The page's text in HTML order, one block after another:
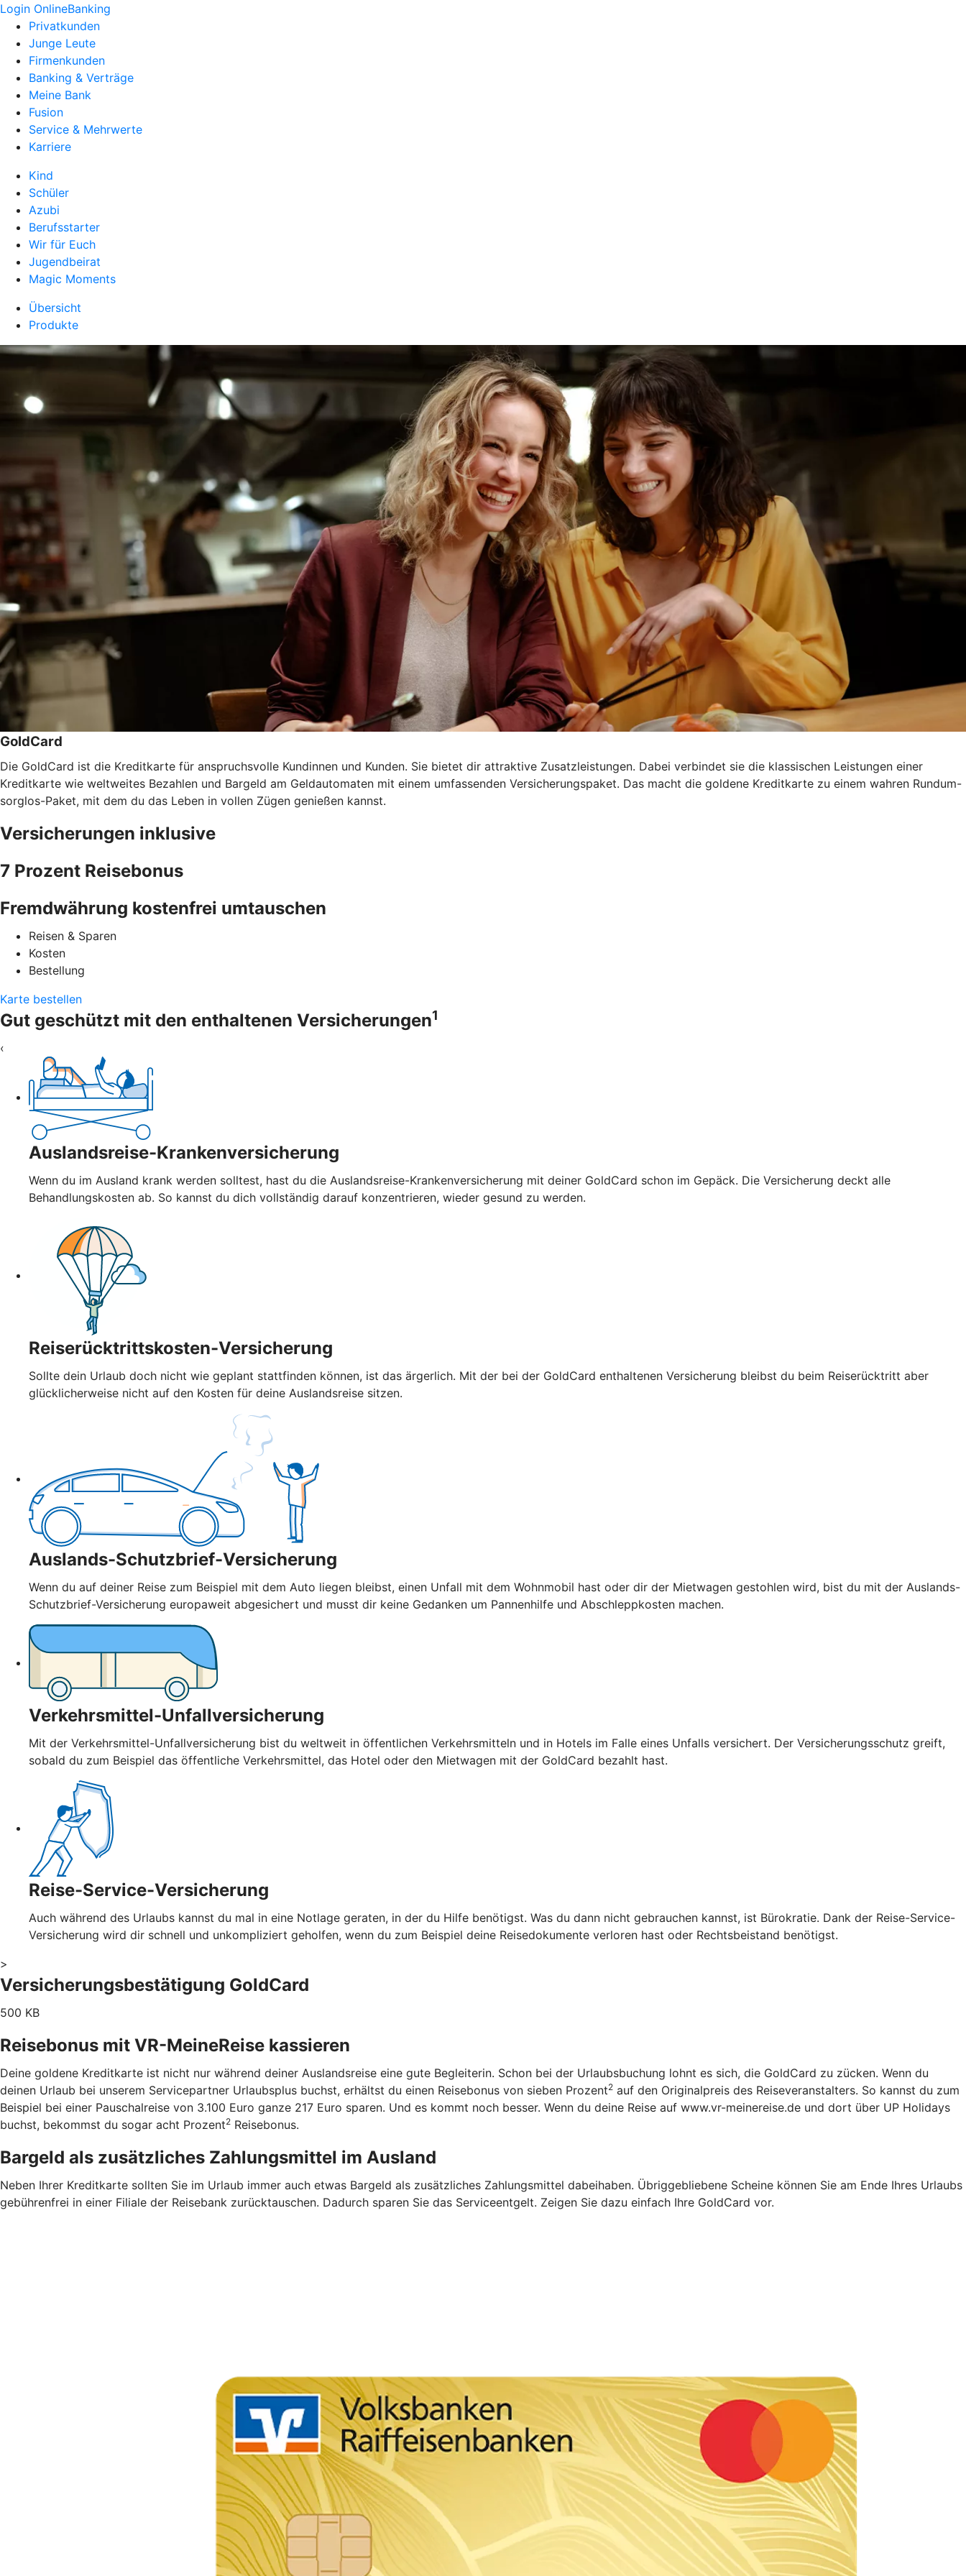
Login OnlineBanking
Privatkunden
Junge Leute
Firmenkunden
Banking & Verträge
Meine Bank
Fusion
Service & Mehrwerte
Karriere
Kind
Schüler
Azubi
Berufsstarter
Wir für Euch
Jugendbeirat
Magic Moments
Übersicht
Produkte
GoldCard
Die GoldCard ist die Kreditkarte für anspruchsvolle Kundinnen und Kunden. Sie bietet dir attraktive Zusatzleistungen. Dabei verbindet sie die klassischen Leistungen einer
Kreditkarte wie weltweites Bezahlen und Bargeld am Geldautomaten mit einem umfassenden Versicherungspaket. Das macht die goldene Kreditkarte zu einem wahren Rundum-
sorglos-Paket, mit dem du das Leben in vollen Zügen genießen kannst.
Versicherungen inklusive
7 Prozent Reisebonus
Fremdwährung kostenfrei umtauschen
Reisen & Sparen
Kosten
Bestellung
Karte bestellen
Gut geschützt mit den enthaltenen Versicherungen1
‹
Auslandsreise-Krankenversicherung
Wenn du im Ausland krank werden solltest, hast du die Auslandsreise-Krankenversicherung mit deiner GoldCard schon im Gepäck. Die Versicherung deckt alle
Behandlungskosten ab. So kannst du dich vollständig darauf konzentrieren, wieder gesund zu werden.
Reiserücktrittskosten-Versicherung
Sollte dein Urlaub doch nicht wie geplant stattfinden können, ist das ärgerlich. Mit der bei der GoldCard enthaltenen Versicherung bleibst du beim Reiserücktritt aber
glücklicherweise nicht auf den Kosten für deine Auslandsreise sitzen.
Auslands-Schutzbrief-Versicherung
Wenn du auf deiner Reise zum Beispiel mit dem Auto liegen bleibst, einen Unfall mit dem Wohnmobil hast oder dir der Mietwagen gestohlen wird, bist du mit der Auslands-
Schutzbrief-Versicherung europaweit abgesichert und musst dir keine Gedanken um Pannenhilfe und Abschleppkosten machen.
Verkehrsmittel-Unfallversicherung
Mit der Verkehrsmittel-Unfallversicherung bist du weltweit in öffentlichen Verkehrsmitteln und in Hotels im Falle eines Unfalls versichert. Der Versicherungsschutz greift,
sobald du zum Beispiel das öffentliche Verkehrsmittel, das Hotel oder den Mietwagen mit der GoldCard bezahlt hast.
Reise-Service-Versicherung
Auch während des Urlaubs kannst du mal in eine Notlage geraten, in der du Hilfe benötigst. Was du dann nicht gebrauchen kannst, ist Bürokratie. Dank der Reise-Service-
Versicherung wird dir schnell und unkompliziert geholfen, wenn du zum Beispiel deine Reisedokumente verloren hast oder Rechtsbeistand benötigst.
>
Versicherungsbestätigung GoldCard
500 KB
Reisebonus mit VR-MeineReise kassieren
Deine goldene Kreditkarte ist nicht nur während deiner Auslandsreise eine gute Begleiterin. Schon bei der Urlaubsbuchung lohnt es sich, die GoldCard zu zücken. Wenn du
deinen Urlaub bei unserem Servicepartner Urlaubsplus buchst, erhältst du einen Reisebonus von sieben Prozent2 auf den Originalpreis des Reiseveranstalters. So kannst du zum
Beispiel bei einer Pauschalreise von 3.100 Euro ganze 217 Euro sparen. Und es kommt noch besser. Wenn du deine Reise auf www.vr-meinereise.de und dort über UP Holidays
buchst, bekommst du sogar acht Prozent2 Reisebonus.
Bargeld als zusätzliches Zahlungsmittel im Ausland
Neben Ihrer Kreditkarte sollten Sie im Urlaub immer auch etwas Bargeld als zusätzliches Zahlungsmittel dabeihaben. Übriggebliebene Scheine können Sie am Ende Ihres Urlaubs
gebührenfrei in einer Filiale der Reisebank zurücktauschen. Dadurch sparen Sie das Serviceentgelt. Zeigen Sie dazu einfach Ihre GoldCard vor.